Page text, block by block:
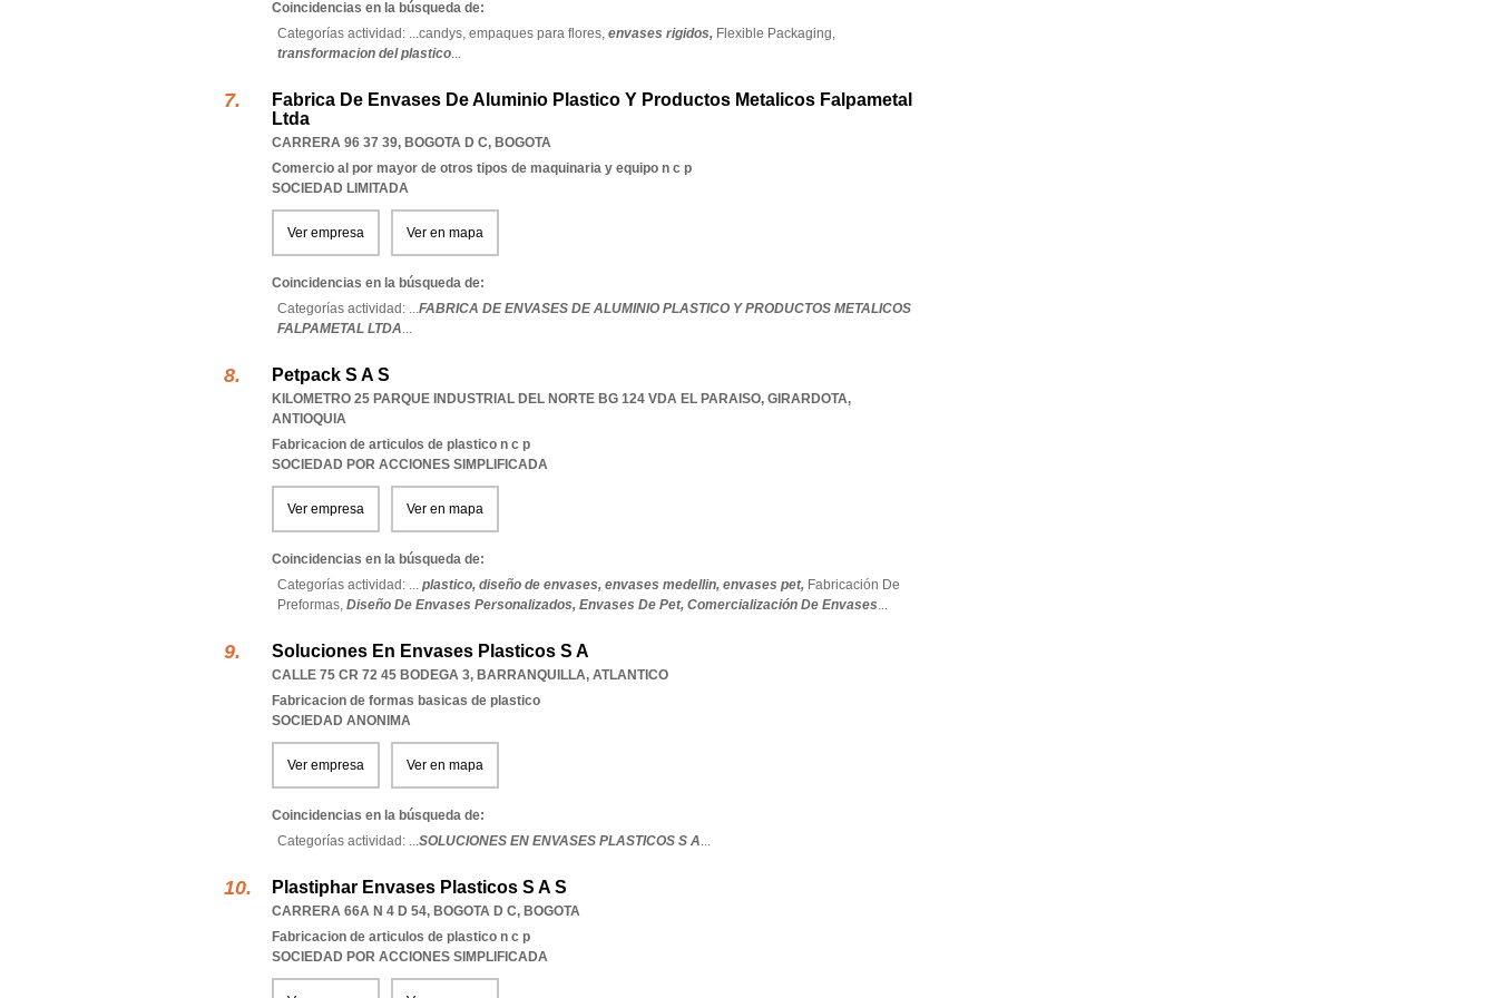
Coincidencias en la búsqueda de:
Categorías actividad: ...candys, empaques para flores, envases rigidos, Flexible Packaging,
transformacion del plastico...
Fabrica De Envases De Aluminio Plastico Y Productos Metalicos Falpametal
Ltda
CARRERA 96 37 39, BOGOTA D C, BOGOTA
Comercio al por mayor de otros tipos de maquinaria y equipo n c p
SOCIEDAD LIMITADA
Ver empresa Ver en mapa
Coincidencias en la búsqueda de:
Categorías actividad: ...FABRICA DE ENVASES DE ALUMINIO PLASTICO Y PRODUCTOS METALICOS
FALPAMETAL LTDA...
Petpack S A S
KILOMETRO 25 PARQUE INDUSTRIAL DEL NORTE BG 124 VDA EL PARAISO, GIRARDOTA,
ANTIOQUIA
Fabricacion de articulos de plastico n c p
SOCIEDAD POR ACCIONES SIMPLIFICADA
Ver empresa Ver en mapa
Coincidencias en la búsqueda de:
Categorías actividad: ... plastico, diseño de envases, envases medellin, envases pet, Fabricación De
Preformas, Diseño De Envases Personalizados, Envases De Pet, Comercialización De Envases...
Soluciones En Envases Plasticos S A
CALLE 75 CR 72 45 BODEGA 3, BARRANQUILLA, ATLANTICO
Fabricacion de formas basicas de plastico
SOCIEDAD ANONIMA
Ver empresa Ver en mapa
Coincidencias en la búsqueda de:
Categorías actividad: ...SOLUCIONES EN ENVASES PLASTICOS S A...
Plastiphar Envases Plasticos S A S
CARRERA 66A N 4 D 54, BOGOTA D C, BOGOTA
Fabricacion de articulos de plastico n c p
SOCIEDAD POR ACCIONES SIMPLIFICADA